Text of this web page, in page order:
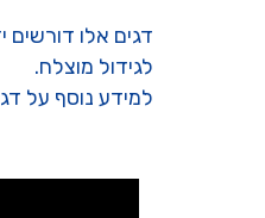
דגים אלו
לגידול מוצלח.
למידע נוסף על